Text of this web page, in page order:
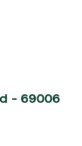
- 69006